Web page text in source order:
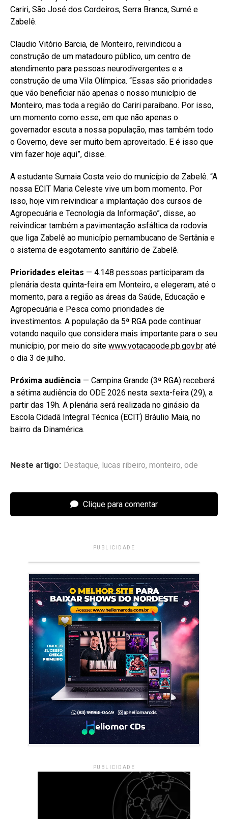
Cariri, São José dos Cordeiros, Serra Branca, Sumé e
Zabelê.
Claudio Vitório Barcia, de Monteiro, reivindicou a
construção de um matadouro público, um centro de
atendimento para pessoas neurodivergentes e a
construção de uma Vila Olímpica. “Essas são prioridades
que vão beneficiar não apenas o nosso município de
Monteiro, mas toda a região do Cariri paraibano. Por isso,
um momento como esse, em que não apenas o
governador escuta a nossa população, mas também todo
o Governo, deve ser muito bem aproveitado. E é isso que
vim fazer hoje aqui”, disse.
A estudante Sumaia Costa veio do município de Zabelê. “A
nossa ECIT Maria Celeste vive um bom momento. Por
isso, hoje vim reivindicar a implantação dos cursos de
Agropecuária e Tecnologia da Informação”, disse, ao
reivindicar também a pavimentação asfáltica da rodovia
que liga Zabelê ao município pernambucano de Sertânia e
o sistema de esgotamento sanitário de Zabelê.
Prioridades eleitas — 4.148 pessoas participaram da
plenária desta quinta-feira em Monteiro, e elegeram, até o
momento, para a região as áreas da Saúde, Educação e
Agropecuária e Pesca como prioridades de
investimentos. A população da 5ª RGA pode continuar
votando naquilo que considera mais importante para o seu
município, por meio do site www.votacaoode.pb.gov.br até
o dia 3 de julho.
Próxima audiência — Campina Grande (3ª RGA) receberá
a sétima audiência do ODE 2026 nesta sexta-feira (29), a
partir das 19h. A plenária será realizada no ginásio da
Escola Cidadã Integral Técnica (ECIT) Bráulio Maia, no
bairro da Dinamérica.
Neste artigo: Destaque, lucas ribeiro, monteiro, ode
Clique para comentar
PUBLICIDADE
PUBLICIDADE